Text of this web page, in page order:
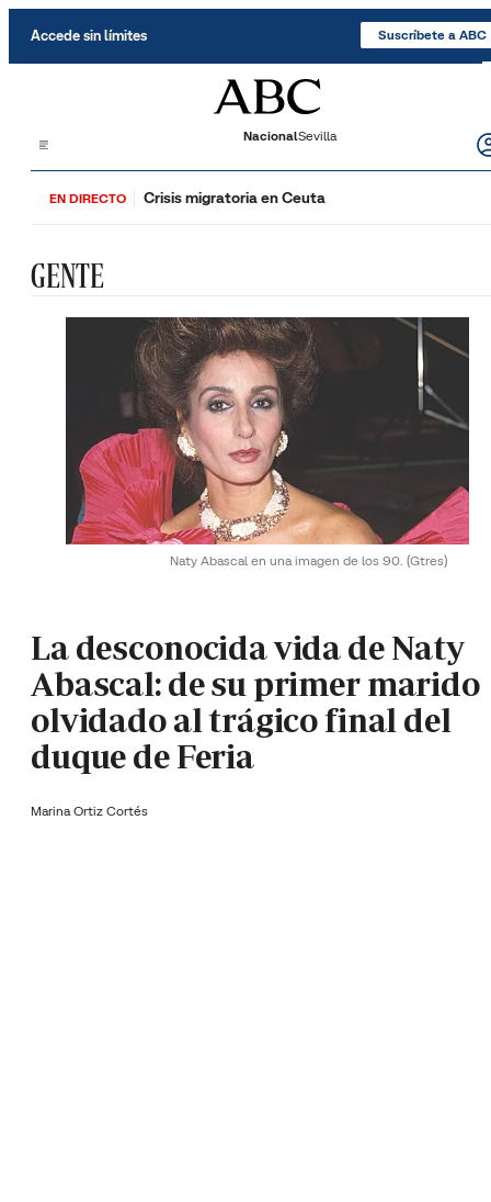
Accede sin límites Suscríbete a ABC
NacionalSevilla
EN DIRECTO Crisis migratoria en Ceuta
GENTE
Naty Abascal en una imagen de los 90. (Gtres)
La desconocida vida de Naty
Abascal: de su primer marido
olvidado al trágico final del
duque de Feria
Marina Ortiz Cortés